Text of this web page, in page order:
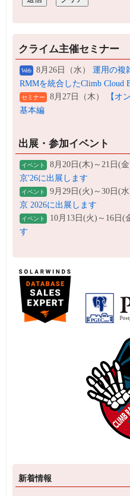
クライム主催セミナー
Web 8月26日（水） 運用の複
RMMを統合したClimb Cloud
セミナー 8月27日（木）
【オ
基本編
出展・参加イベント
イベント 8月20日(木)～21日(
京'26に出展します
イベント 9月29日(火)～30日(
京 2026に出展します
イベント 10月13日(火)～16日(
す
新着情報